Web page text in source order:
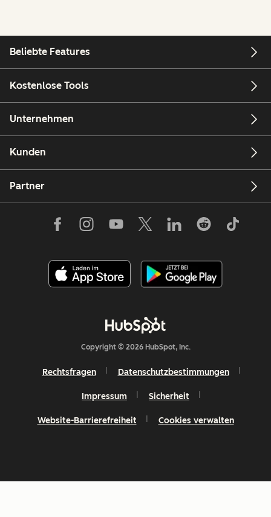
Beliebte Features
Kostenlose Tools
Unternehmen
Kunden
Partner
Copyright © 2026 HubSpot, Inc.
Rechtsfragen Datenschutzbestimmungen
Impressum Sicherheit
Website-Barrierefreiheit Cookies verwalten